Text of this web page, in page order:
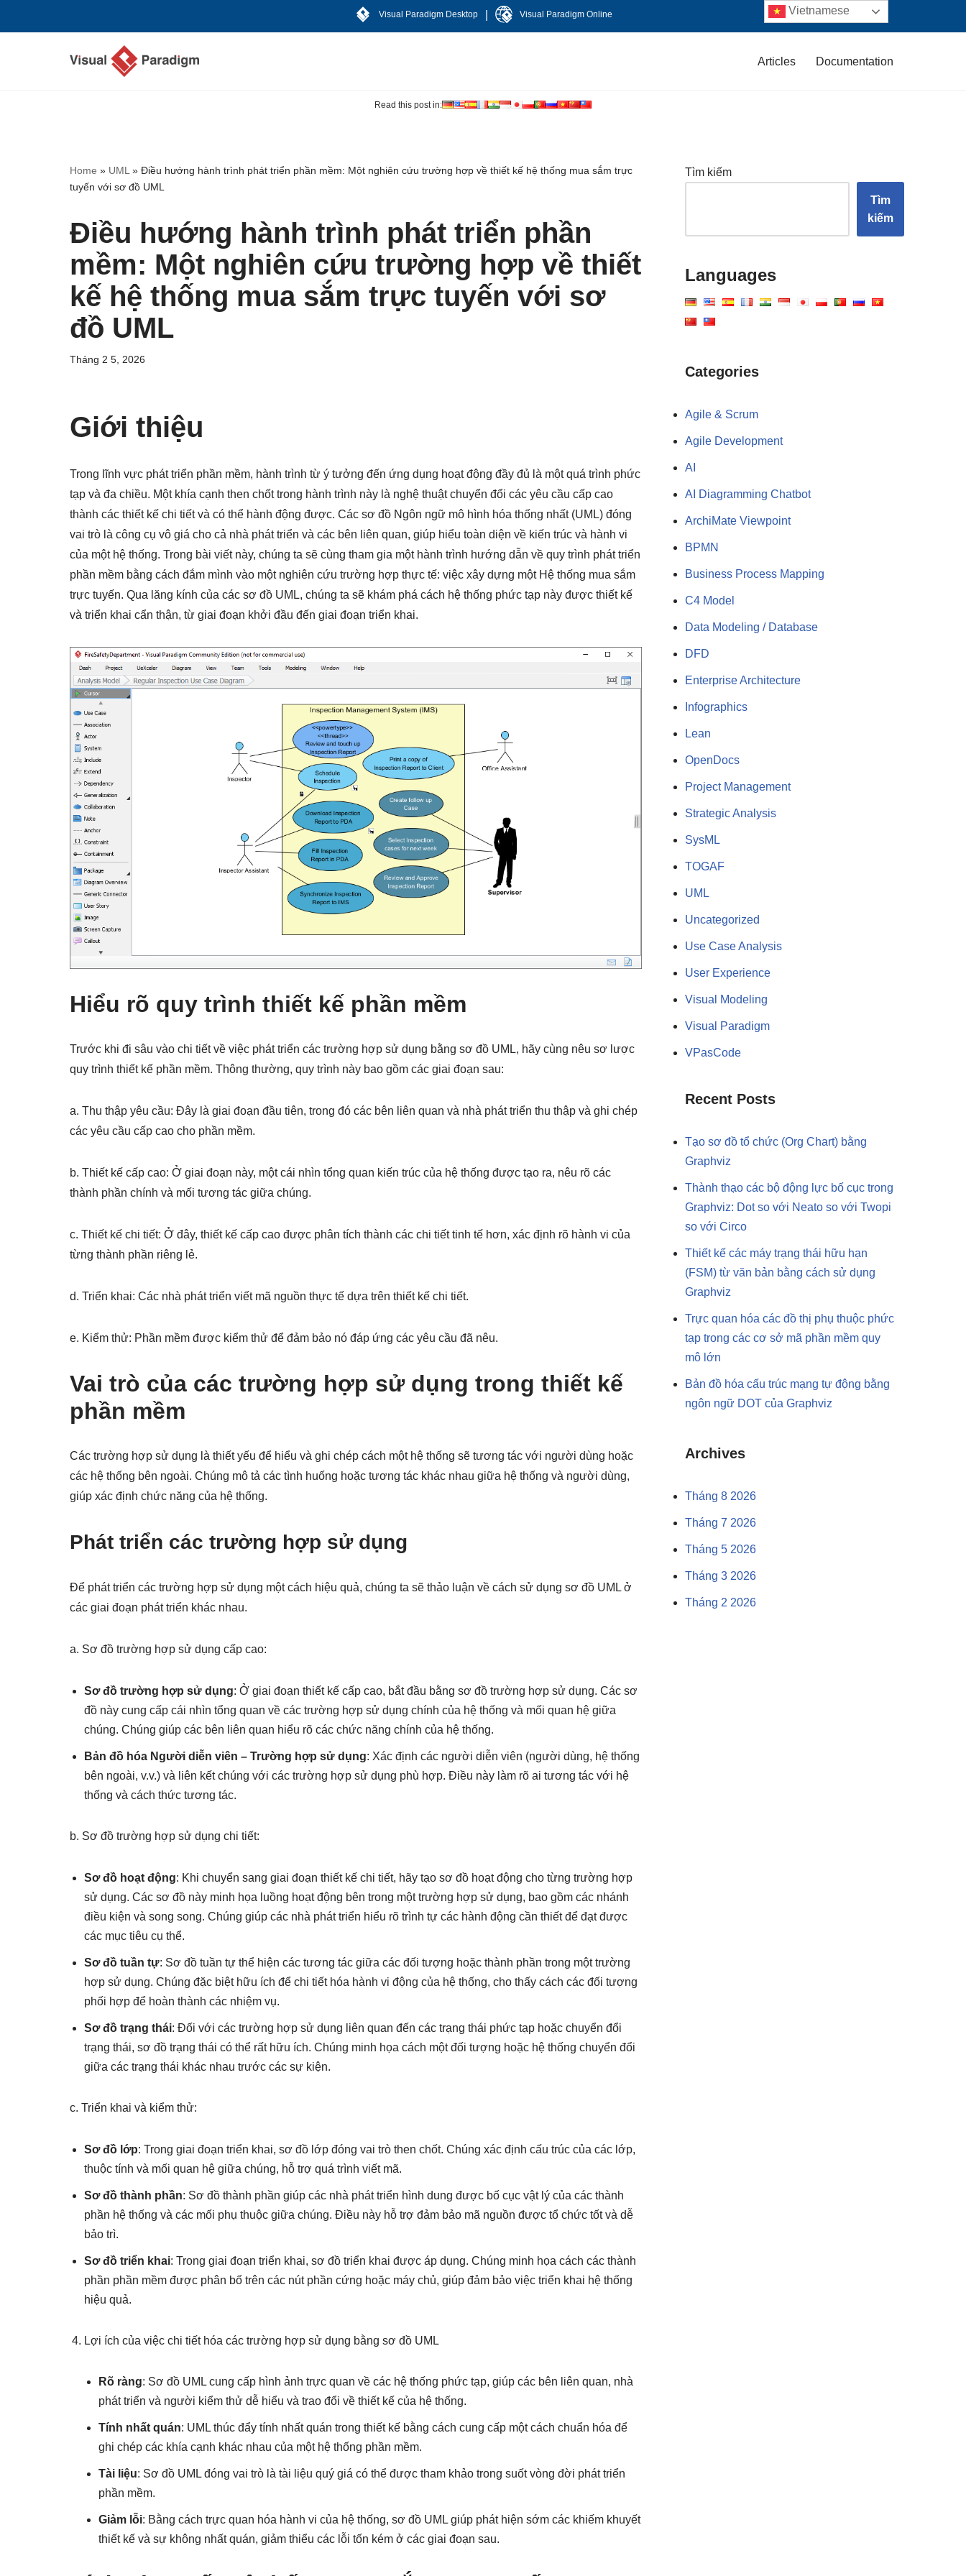
Visual Paradigm Desktop Visual Paradigm Online
Articles Documentation
Read this post in:
Home » UML » Điều hướng hành trình phát triển phần mềm: Một nghiên cứu trường hợp về thiết kế hệ thống mua sắm trực
tuyến với sơ đồ UML
Điều hướng hành trình phát triển phần
mềm: Một nghiên cứu trường hợp về thiết
kế hệ thống mua sắm trực tuyến với sơ
đồ UML
Tháng 2 5, 2026
Giới thiệu
Trong lĩnh vực phát triển phần mềm, hành trình từ ý tưởng đến ứng dụng hoạt động đầy đủ là một quá trình phức
tạp và đa chiều. Một khía cạnh then chốt trong hành trình này là nghệ thuật chuyển đổi các yêu cầu cấp cao
thành các thiết kế chi tiết và có thể hành động được. Các sơ đồ Ngôn ngữ mô hình hóa thống nhất (UML) đóng
vai trò là công cụ vô giá cho cả nhà phát triển và các bên liên quan, giúp hiểu toàn diện về kiến trúc và hành vi
của một hệ thống. Trong bài viết này, chúng ta sẽ cùng tham gia một hành trình hướng dẫn về quy trình phát triển
phần mềm bằng cách đắm mình vào một nghiên cứu trường hợp thực tế: việc xây dựng một Hệ thống mua sắm
trực tuyến. Qua lăng kính của các sơ đồ UML, chúng ta sẽ khám phá cách hệ thống phức tạp này được thiết kế
và triển khai cẩn thận, từ giai đoạn khởi đầu đến giai đoạn triển khai.
Hiểu rõ quy trình thiết kế phần mềm
Trước khi đi sâu vào chi tiết về việc phát triển các trường hợp sử dụng bằng sơ đồ UML, hãy cùng nêu sơ lược
quy trình thiết kế phần mềm. Thông thường, quy trình này bao gồm các giai đoạn sau:
a. Thu thập yêu cầu: Đây là giai đoạn đầu tiên, trong đó các bên liên quan và nhà phát triển thu thập và ghi chép
các yêu cầu cấp cao cho phần mềm.
b. Thiết kế cấp cao: Ở giai đoạn này, một cái nhìn tổng quan kiến trúc của hệ thống được tạo ra, nêu rõ các
thành phần chính và mối tương tác giữa chúng.
c. Thiết kế chi tiết: Ở đây, thiết kế cấp cao được phân tích thành các chi tiết tinh tế hơn, xác định rõ hành vi của
từng thành phần riêng lẻ.
d. Triển khai: Các nhà phát triển viết mã nguồn thực tế dựa trên thiết kế chi tiết.
e. Kiểm thử: Phần mềm được kiểm thử để đảm bảo nó đáp ứng các yêu cầu đã nêu.
Vai trò của các trường hợp sử dụng trong thiết kế
phần mềm
Các trường hợp sử dụng là thiết yếu để hiểu và ghi chép cách một hệ thống sẽ tương tác với người dùng hoặc
các hệ thống bên ngoài. Chúng mô tả các tình huống hoặc tương tác khác nhau giữa hệ thống và người dùng,
giúp xác định chức năng của hệ thống.
Phát triển các trường hợp sử dụng
Để phát triển các trường hợp sử dụng một cách hiệu quả, chúng ta sẽ thảo luận về cách sử dụng sơ đồ UML ở
các giai đoạn phát triển khác nhau.
a. Sơ đồ trường hợp sử dụng cấp cao:
Sơ đồ trường hợp sử dụng: Ở giai đoạn thiết kế cấp cao, bắt đầu bằng sơ đồ trường hợp sử dụng. Các sơ
đồ này cung cấp cái nhìn tổng quan về các trường hợp sử dụng chính của hệ thống và mối quan hệ giữa
chúng. Chúng giúp các bên liên quan hiểu rõ các chức năng chính của hệ thống.
Bản đồ hóa Người diễn viên – Trường hợp sử dụng: Xác định các người diễn viên (người dùng, hệ thống
bên ngoài, v.v.) và liên kết chúng với các trường hợp sử dụng phù hợp. Điều này làm rõ ai tương tác với hệ
thống và cách thức tương tác.
b. Sơ đồ trường hợp sử dụng chi tiết:
Sơ đồ hoạt động: Khi chuyển sang giai đoạn thiết kế chi tiết, hãy tạo sơ đồ hoạt động cho từng trường hợp
sử dụng. Các sơ đồ này minh họa luồng hoạt động bên trong một trường hợp sử dụng, bao gồm các nhánh
điều kiện và song song. Chúng giúp các nhà phát triển hiểu rõ trình tự các hành động cần thiết để đạt được
các mục tiêu cụ thể.
Sơ đồ tuần tự: Sơ đồ tuần tự thể hiện các tương tác giữa các đối tượng hoặc thành phần trong một trường
hợp sử dụng. Chúng đặc biệt hữu ích để chi tiết hóa hành vi động của hệ thống, cho thấy cách các đối tượng
phối hợp để hoàn thành các nhiệm vụ.
Sơ đồ trạng thái: Đối với các trường hợp sử dụng liên quan đến các trạng thái phức tạp hoặc chuyển đổi
trạng thái, sơ đồ trạng thái có thể rất hữu ích. Chúng minh họa cách một đối tượng hoặc hệ thống chuyển đổi
giữa các trạng thái khác nhau trước các sự kiện.
c. Triển khai và kiểm thử:
Sơ đồ lớp: Trong giai đoạn triển khai, sơ đồ lớp đóng vai trò then chốt. Chúng xác định cấu trúc của các lớp,
thuộc tính và mối quan hệ giữa chúng, hỗ trợ quá trình viết mã.
Sơ đồ thành phần: Sơ đồ thành phần giúp các nhà phát triển hình dung được bố cục vật lý của các thành
phần hệ thống và các mối phụ thuộc giữa chúng. Điều này hỗ trợ đảm bảo mã nguồn được tổ chức tốt và dễ
bảo trì.
Sơ đồ triển khai: Trong giai đoạn triển khai, sơ đồ triển khai được áp dụng. Chúng minh họa cách các thành
phần phần mềm được phân bố trên các nút phần cứng hoặc máy chủ, giúp đảm bảo việc triển khai hệ thống
hiệu quả.
Lợi ích của việc chi tiết hóa các trường hợp sử dụng bằng sơ đồ UML
Rõ ràng: Sơ đồ UML cung cấp hình ảnh trực quan về các hệ thống phức tạp, giúp các bên liên quan, nhà
phát triển và người kiểm thử dễ hiểu và trao đổi về thiết kế của hệ thống.
Tính nhất quán: UML thúc đẩy tính nhất quán trong thiết kế bằng cách cung cấp một cách chuẩn hóa để
ghi chép các khía cạnh khác nhau của một hệ thống phần mềm.
Tài liệu: Sơ đồ UML đóng vai trò là tài liệu quý giá có thể được tham khảo trong suốt vòng đời phát triển
phần mềm.
Giảm lỗi: Bằng cách trực quan hóa hành vi của hệ thống, sơ đồ UML giúp phát hiện sớm các khiếm khuyết
thiết kế và sự không nhất quán, giảm thiểu các lỗi tốn kém ở các giai đoạn sau.
Tìm kiếm
Tìm
kiếm
Languages
Categories
Agile & Scrum
Agile Development
AI
AI Diagramming Chatbot
ArchiMate Viewpoint
BPMN
Business Process Mapping
C4 Model
Data Modeling / Database
DFD
Enterprise Architecture
Infographics
Lean
OpenDocs
Project Management
Strategic Analysis
SysML
TOGAF
UML
Uncategorized
Use Case Analysis
User Experience
Visual Modeling
Visual Paradigm
VPasCode
Recent Posts
Tạo sơ đồ tổ chức (Org Chart) bằng
Graphviz
Thành thạo các bộ động lực bố cục trong
Graphviz: Dot so với Neato so với Twopi
so với Circo
Thiết kế các máy trạng thái hữu hạn
(FSM) từ văn bản bằng cách sử dụng
Graphviz
Trực quan hóa các đồ thị phụ thuộc phức
tạp trong các cơ sở mã phần mềm quy
mô lớn
Bản đồ hóa cấu trúc mạng tự động bằng
ngôn ngữ DOT của Graphviz
Archives
Tháng 8 2026
Tháng 7 2026
Tháng 5 2026
Tháng 3 2026
Tháng 2 2026
Vietnamese